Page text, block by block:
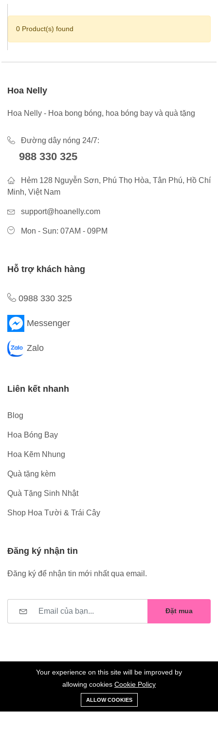
0 Product(s) found
Hoa Nelly
Hoa Nelly - Hoa bong bóng, hoa bóng bay và quà tặng
Đường dây nóng 24/7:
988 330 325
Hẻm 128 Nguyễn Sơn, Phú Thọ Hòa, Tân Phú, Hồ Chí
Minh, Việt Nam
support@hoanelly.com
Mon - Sun: 07AM - 09PM
Hỗ trợ khách hàng
0988 330 325
Messenger
Zalo
Liên kết nhanh
Blog
Hoa Bóng Bay
Hoa Kẽm Nhung
Quà tặng kèm
Quà Tặng Sinh Nhật
Shop Hoa Tười & Trái Cây
Đăng ký nhận tin
Đăng ký để nhận tin mới nhất qua email.
Đặt mua
©2023 Hoa Nelly . All Rights Reserved.
0
Xe
đẩy
Danh sách
yêu thích
Your experience on this site will be improved by
allowing cookies Cookie Policy
ALLOW COOKIES